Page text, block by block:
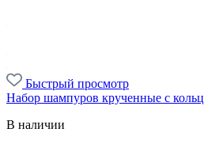
Быстрый просмотр
Набор шампуров крученные с
В наличии